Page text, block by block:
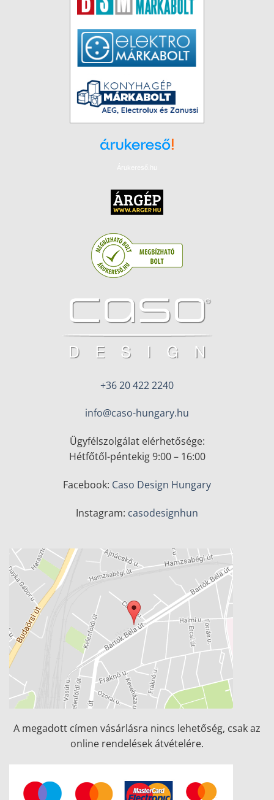
Árukereső.hu
+36 20 422 2240
info@caso-hungary.hu
Ügyfélszolgálat elérhetősége:
Hétfőtől-péntekig 9:00 – 16:00
Facebook: Caso Design Hungary
Instagram: casodesignhun
A megadott címen vásárlásra nincs lehetőség, csak az
online rendelések átvételére.